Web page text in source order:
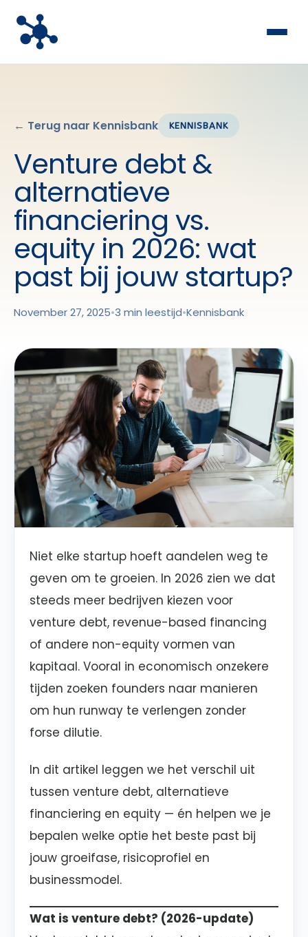
← Terug naar Kennisbank KENNISBANK
Venture debt &
alternatieve
financiering vs.
equity in 2026: wat
past bij jouw startup?
November 27, 2025•3 min leestijd•Kennisbank
Niet elke startup hoeft aandelen weg te
geven om te groeien. In 2026 zien we dat
steeds meer bedrijven kiezen voor
venture debt, revenue-based financing
of andere non-equity vormen van
kapitaal. Vooral in economisch onzekere
tijden zoeken founders naar manieren
om hun runway te verlengen zonder
forse dilutie.
In dit artikel leggen we het verschil uit
tussen venture debt, alternatieve
financiering en equity — én helpen we je
bepalen welke optie het beste past bij
jouw groeifase, risicoprofiel en
businessmodel.
Wat is venture debt? (2026-update)